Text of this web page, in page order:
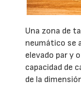
Una zona de
neumático se
elevado par y
capacidad de
de la